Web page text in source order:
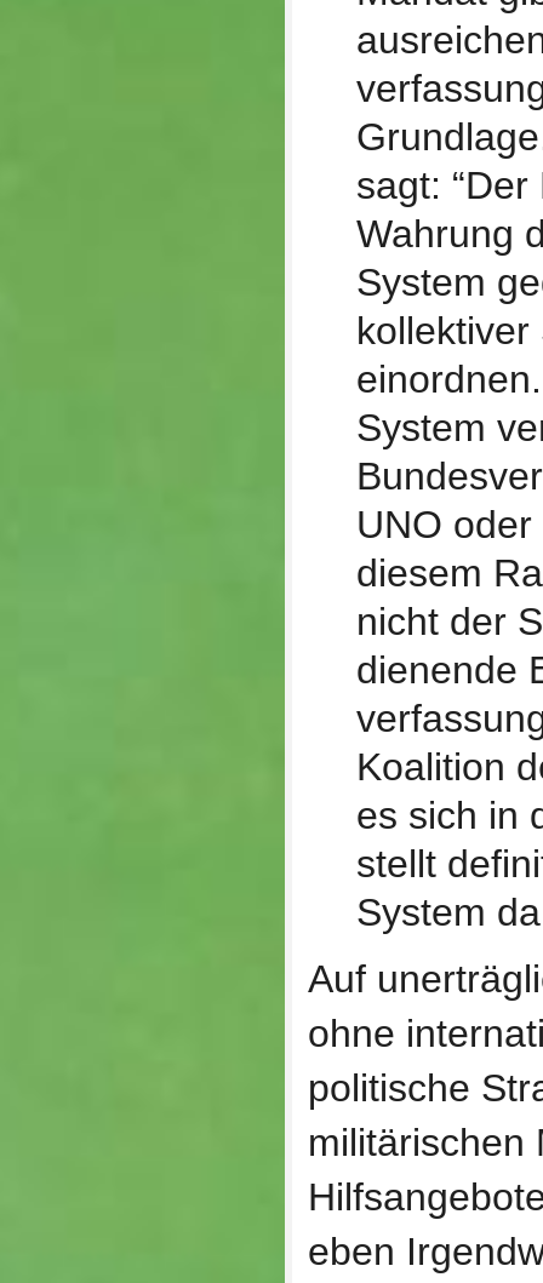
sagt:
Wahrung
System
kollektiver
System
UNO
diesem
nicht der
dienende
Koalition
es sich in
stellt
System
Auf
ohne
politische
militärischen
eben